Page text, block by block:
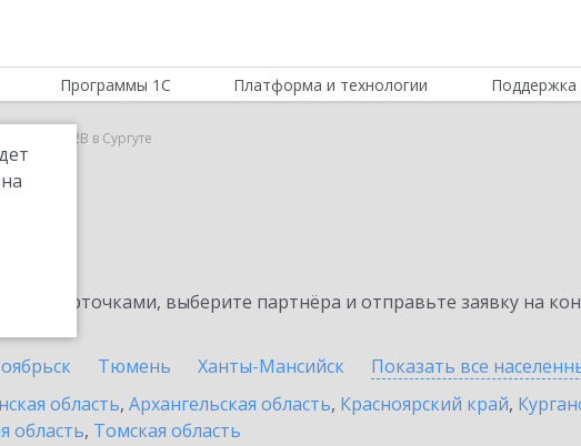
Программы 1С Платформа и технологии Поддержка
1С:СБП B2B в Сургуте
карточками, выберите партнёра и отправьте заявку на
Тюмень Ханты-Мансийск Показать все
область, Архангельская область, Красноярский край,
область, Томская область